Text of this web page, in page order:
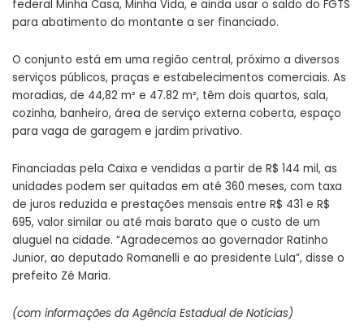
federal Minha Casa, Minha Vida, e ainda usar o saldo do FGTS
para abatimento do montante a ser financiado.
O conjunto está em uma região central, próximo a diversos
serviços públicos, praças e estabelecimentos comerciais. As
moradias, de 44,82 m² e 47.82 m², têm dois quartos, sala,
cozinha, banheiro, área de serviço externa coberta, espaço
para vaga de garagem e jardim privativo.
Financiadas pela Caixa e vendidas a partir de R$ 144 mil, as
unidades podem ser quitadas em até 360 meses, com taxa
de juros reduzida e prestações mensais entre R$ 431 e R$
695, valor similar ou até mais barato que o custo de um
aluguel na cidade. “Agradecemos ao governador Ratinho
Junior, ao deputado Romanelli e ao presidente Lula”, disse o
prefeito Zé Maria.
(com informações da Agência Estadual de Notícias)